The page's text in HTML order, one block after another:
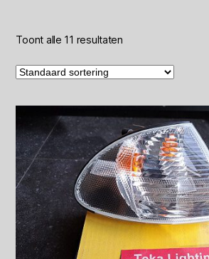
Toont alle 11 resultaten